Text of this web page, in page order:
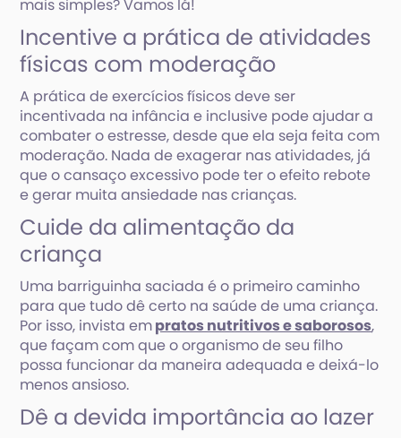
mais simples? Vamos lá!
Incentive a prática de atividades
físicas com moderação
A prática de exercícios físicos deve ser
incentivada na infância e inclusive pode ajudar a
combater o estresse, desde que ela seja feita com
moderação. Nada de exagerar nas atividades, já
que o cansaço excessivo pode ter o efeito rebote
e gerar muita ansiedade nas crianças.
Cuide da alimentação da
criança
Uma barriguinha saciada é o primeiro caminho
para que tudo dê certo na saúde de uma criança.
Por isso, invista empratos nutritivos e saborosos,
que façam com que o organismo de seu filho
possa funcionar da maneira adequada e deixá-lo
menos ansioso.
Dê a devida importância ao lazer